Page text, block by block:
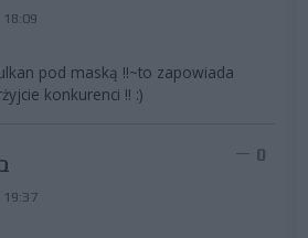
18:09
pod maską !!~to zapowiada
konkurenci !! :)
19:37
0